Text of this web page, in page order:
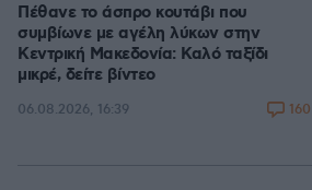
Πέθανε το άσπρο κουτάβι που
συμβίωνε με αγέλη λύκων στην
Κεντρική Μακεδονία: Καλό ταξίδι
μικρέ, δείτε βίντεο
06.08.2026, 16:39 160